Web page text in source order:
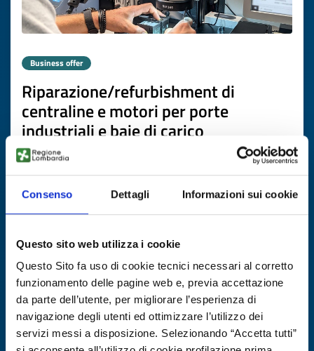
Consenso Dettagli Informazioni sui cookie
Questo sito web utilizza i cookie
Questo Sito fa uso di cookie tecnici necessari al corretto
funzionamento delle pagine web e, previa accettazione
da parte dell’utente, per migliorare l’esperienza di
navigazione degli utenti ed ottimizzare l’utilizzo dei
servizi messi a disposizione. Selezionando “Accetta tutti”
Business offer
Riparazione/refurbishment di
centraline e motori per porte
industriali e baie di carico
ID: BOPL20260123014
DISCOVER MORE →
Expires on20 febbraio 2027